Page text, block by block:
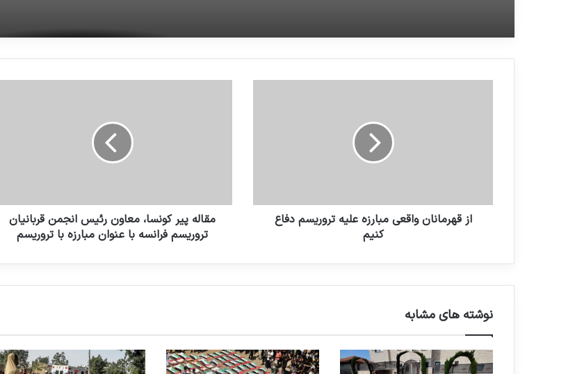
ایران را به مقامات آمریکایی خواهم رساند.
منافقین و کشتار بیماران در بیمارستان
از جندالشیطان تا جیش‌الظلم؛ درآمدی بر سیر
از قهرمانان واقعی مبارزه علیه تروریسم دفاع
کنیم
مقاله پیر کونسا، معاون رئیس انجمن قربانیان
تروریسم فرانسه با عنوان مبارزه با تروریسم
نوشته های مشابه